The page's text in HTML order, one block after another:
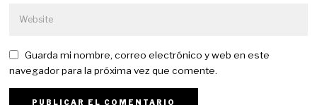
Guarda mi nombre, correo electrónico y web en este
navegador para la próxima vez que comente.